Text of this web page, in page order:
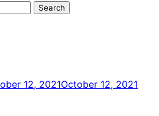
12, 2021October 12, 2021